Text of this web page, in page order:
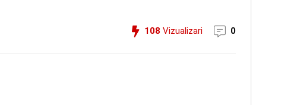
108 Vizualizari 0